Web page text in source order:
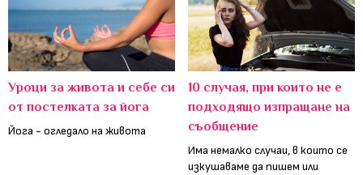
Уроци за живота и себе си
от постелката за йога
Йога - огледало на живота
10 случая, при които не е
подходящо изпращане на
съобщение
Има немалко случаи, в които се
изкушаваме да пишем или